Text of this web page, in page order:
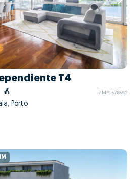
T4
ZMPT578692
Porto